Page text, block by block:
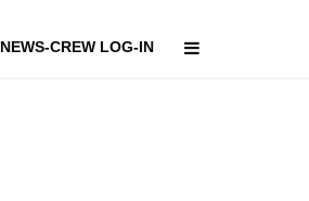
NEWS-CREW LOG-IN